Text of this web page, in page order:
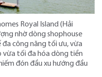
Royal Island (Hải
nhờ dòng shophouse
đa công năng tối ưu, vừa
vừa tối đa hóa dòng tiền
đón đầu xu hướng đầu